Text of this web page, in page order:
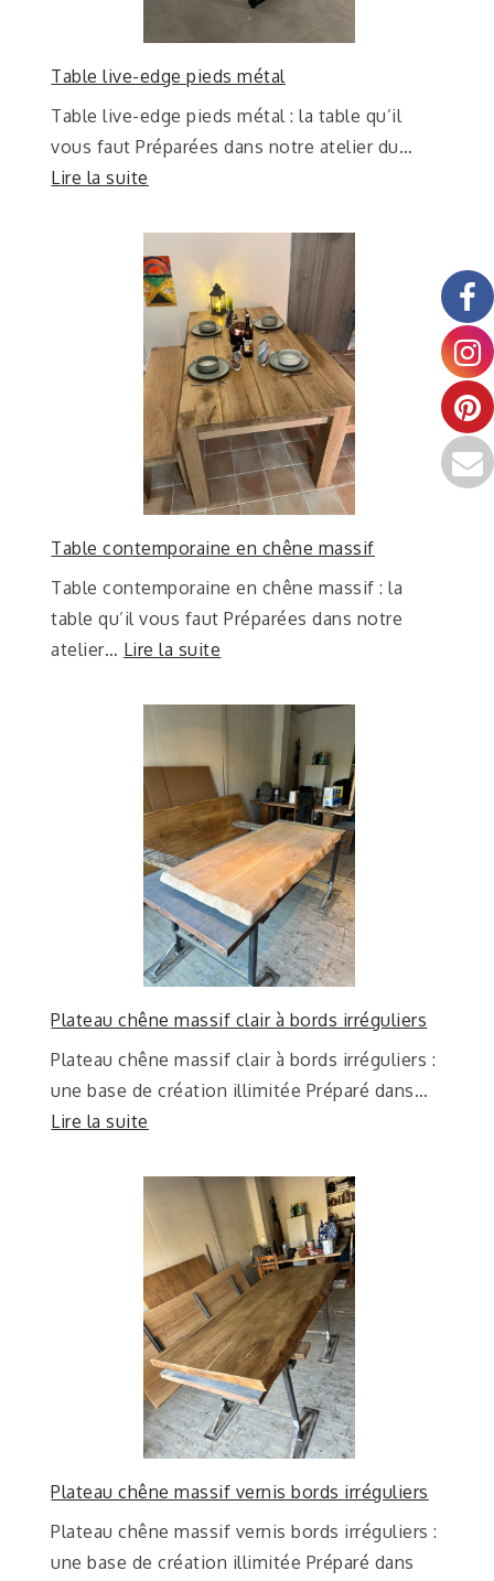
Table live-edge pieds métal
Table live-edge pieds métal : la table qu’il
vous faut Préparées dans notre atelier du…
Lire la suite
Table contemporaine en chêne massif
Table contemporaine en chêne massif : la
table qu’il vous faut Préparées dans notre
atelier… Lire la suite
Plateau chêne massif clair à bords irréguliers
Plateau chêne massif clair à bords irréguliers :
une base de création illimitée Préparé dans…
Lire la suite
Plateau chêne massif vernis bords irréguliers
Plateau chêne massif vernis bords irréguliers :
une base de création illimitée Préparé dans